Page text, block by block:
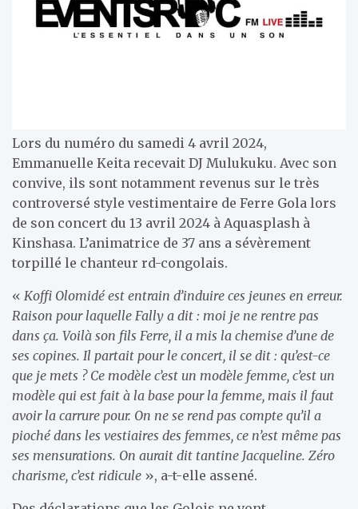
Lors du numéro du samedi 4 avril 2024,
Emmanuelle Keita recevait DJ Mulukuku. Avec son
convive, ils sont notamment revenus sur le très
controversé style vestimentaire de Ferre Gola lors
de son concert du 13 avril 2024 à Aquasplash à
Kinshasa. L’animatrice de 37 ans a sévèrement
torpillé le chanteur rd-congolais.
« Koffi Olomidé est entrain d’induire ces jeunes en erreur.
Raison pour laquelle Fally a dit : moi je ne rentre pas
dans ça. Voilà son fils Ferre, il a mis la chemise d’une de
ses copines. Il partait pour le concert, il se dit : qu’est-ce
que je mets ? Ce modèle c’est un modèle femme, c’est un
modèle qui est fait à la base pour la femme, mais il faut
avoir la carrure pour. On ne se rend pas compte qu’il a
pioché dans les vestiaires des femmes, ce n’est même pas
ses mensurations. On aurait dit tantine Jacqueline. Zéro
charisme, c’est ridicule », a-t-elle assené.